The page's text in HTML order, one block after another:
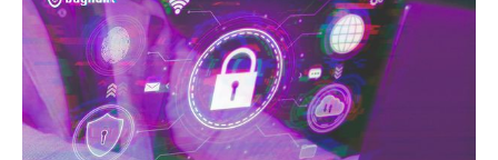
utilizáveis ao longo do tempo.